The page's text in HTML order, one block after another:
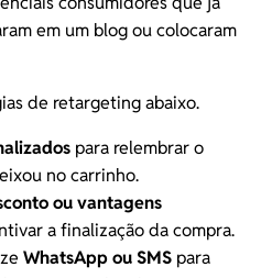
em um blog ou colocaram
de retargeting abaixo.
para relembrar o
no carrinho.
ou vantagens
a finalização da compra.
WhatsApp ou SMS para